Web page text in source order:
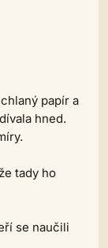
papír a
hned.
tady ho
se naučili